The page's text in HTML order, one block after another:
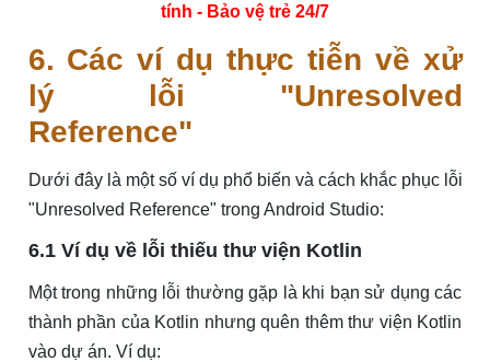
tính - Bảo vệ trẻ 24/7
6. Các ví dụ thực tiễn về xử
lý lỗi "Unresolved
Reference"
Dưới đây là một số ví dụ phổ biến và cách khắc phục lỗi
"Unresolved Reference" trong Android Studio:
6.1 Ví dụ về lỗi thiếu thư viện Kotlin
Một trong những lỗi thường gặp là khi bạn sử dụng các
thành phần của Kotlin nhưng quên thêm thư viện Kotlin
vào dự án. Ví dụ: